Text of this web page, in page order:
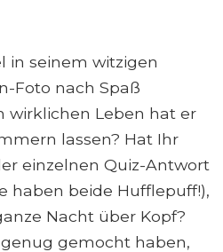
in seinem witzigen
Foto nach Spaß
wirklichen Leben hat er
lassen? Hat Ihr
einzelnen Quiz-Antwort
haben beide Hufflepuff!),
Nacht über Kopf?
gemocht haben,